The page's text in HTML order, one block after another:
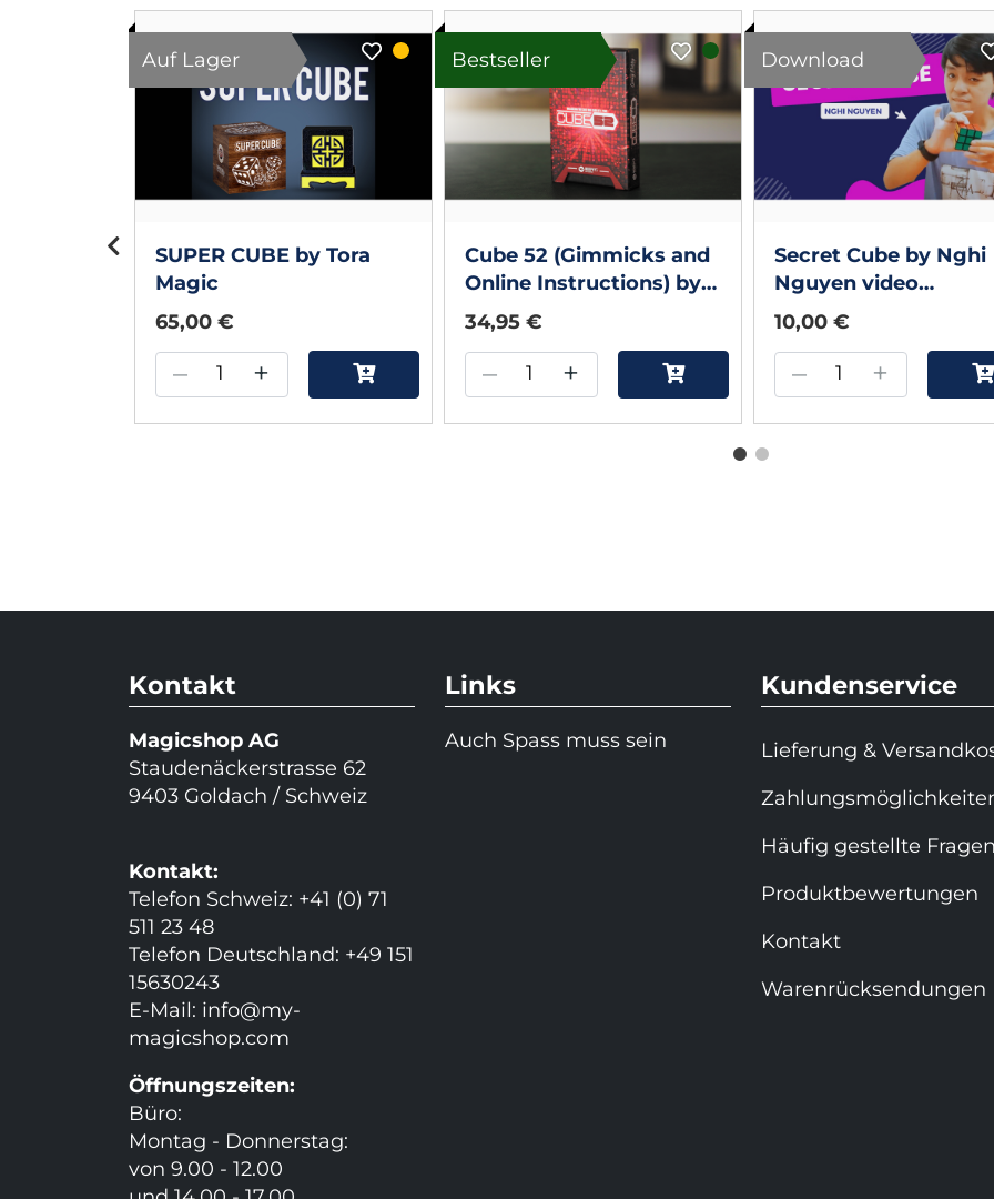
Auf Lager
SUPER CUBE by Tora
Magic
65,00 €
– +
Bestseller
Cube 52 (Gimmicks and
Online Instructions) by
Craig Petty
34,95 €
– +
Download
Secret Cube by Nghi
Nguyen video
DOWNLOAD
10,00 €
– +
Kontakt
Magicshop AG
Staudenäckerstrasse 62
9403 Goldach / Schweiz
Kontakt:
Telefon Schweiz: +41 (0) 71
511 23 48
Telefon Deutschland: +49 151
15630243
E-Mail: info@my-
magicshop.com
Öffnungszeiten:
Büro:
Montag - Donnerstag:
von 9.00 - 12.00
Links
Auch Spass muss sein
Kundenservice
Lieferung &
Häufig gestellte Fragen
Produktbewertungen
Kontakt
Warenrücksendungen